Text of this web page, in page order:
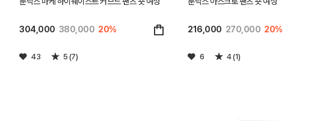
304,000 380,000 20%
43 5 (7)
216,000 270,000 20%
6 4 (1)